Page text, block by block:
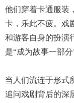
他们穿着卡通服装
卡，乐此不疲。戏
和游客自身的扮演
是“成为故事一部分
当人们流连于形式
追问戏剧背后的深